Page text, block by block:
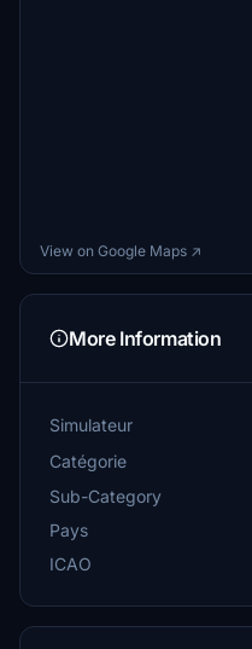
View on Google Maps ↗
More Information
Simulateur
Catégorie
Sub-Category
Pays
ICAO